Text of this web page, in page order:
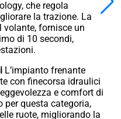
che regola
la trazione. La
volante, fornisce un
di 10 secondi,
L’impianto frenante
con finecorsa idraulici
e comfort di
per questa categoria,
ruote, migliorando la